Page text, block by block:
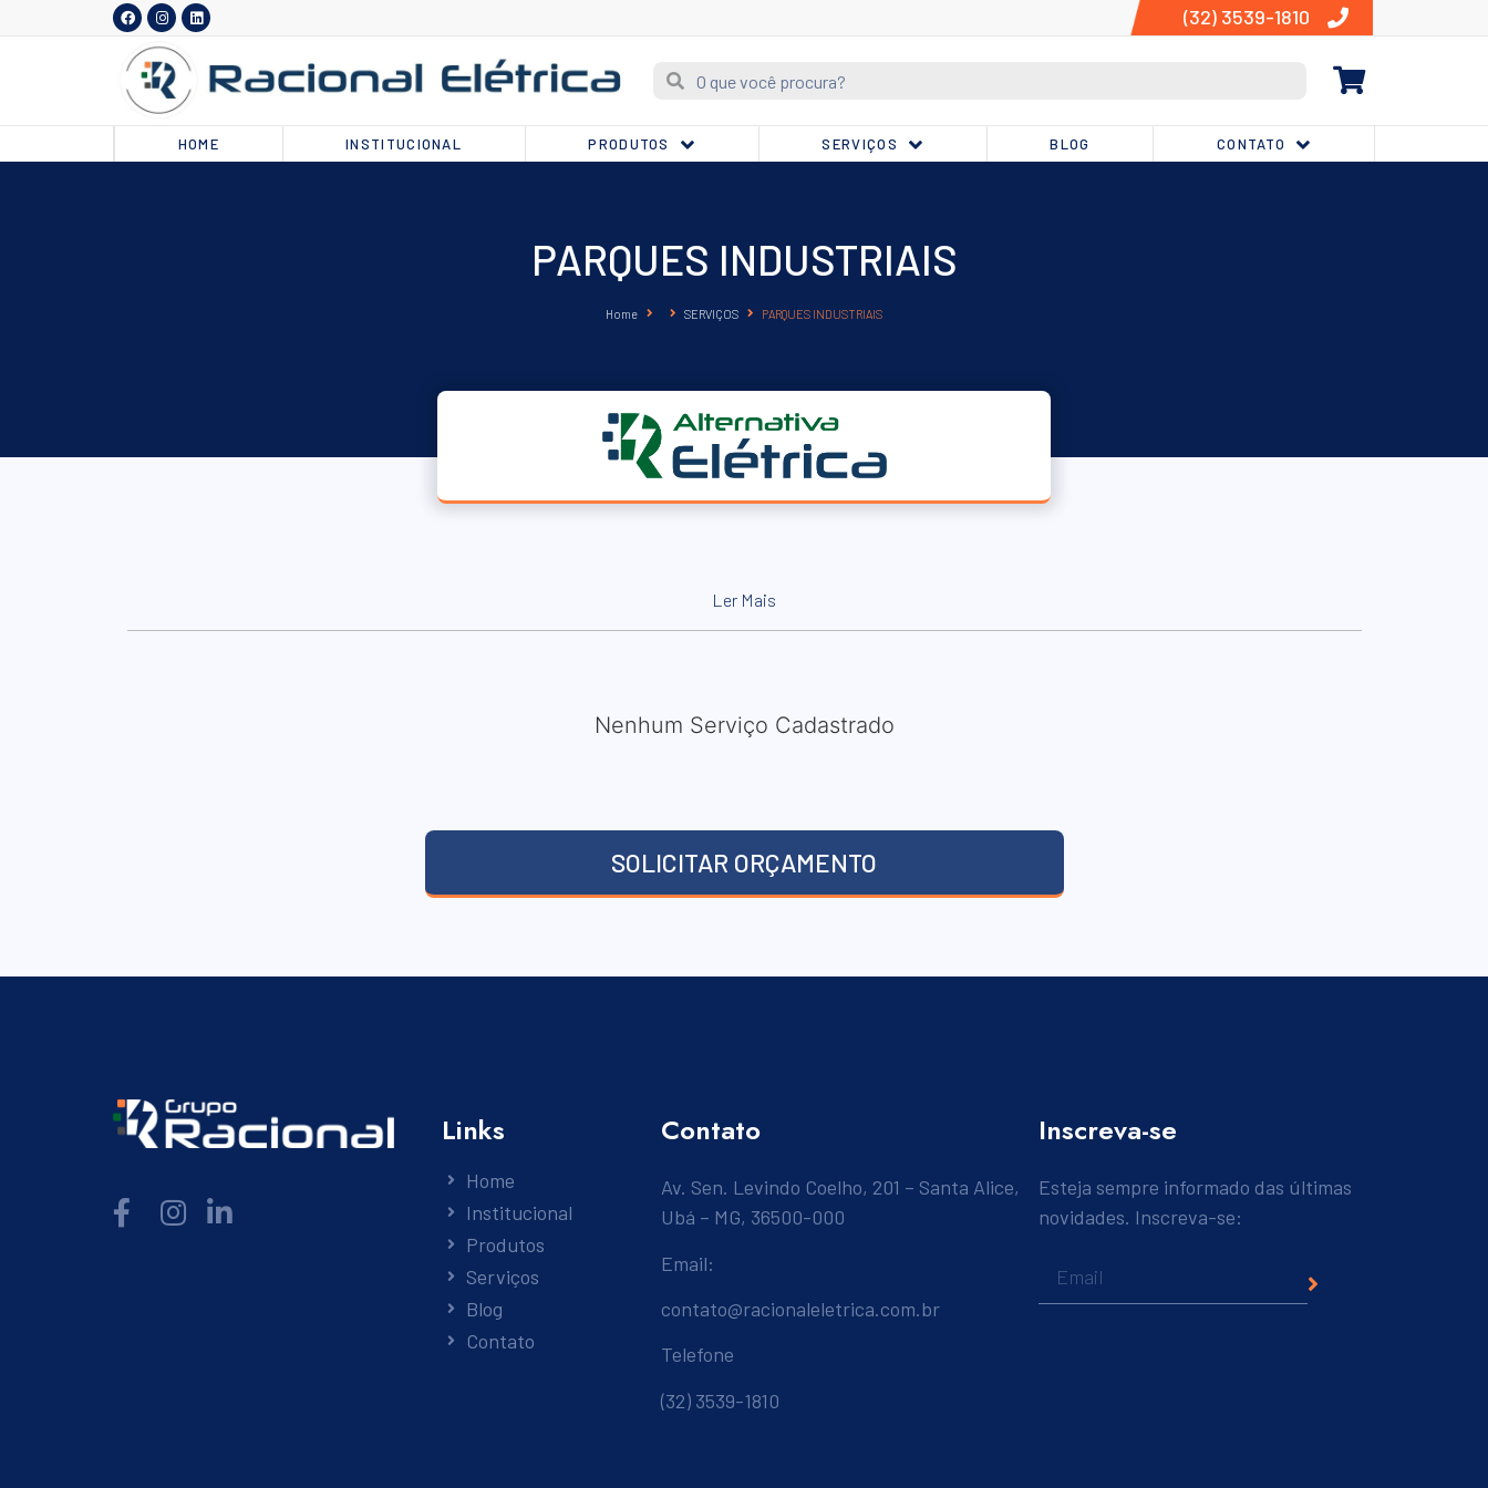
(32) 3539-1810
HOME INSTITUCIONAL PRODUTOS SERVIÇOS BLOG CONTATO
PARQUES INDUSTRIAIS
Home SERVIÇOS PARQUES INDUSTRIAIS
Ler Mais
Nenhum Serviço Cadastrado
SOLICITAR ORÇAMENTO
Links
Home
Institucional
Produtos
Serviços
Blog
Contato
Contato
Av. Sen. Levindo Coelho, 201 – Santa Alice,
Ubá – MG, 36500-000
Email:
contato@racionaleletrica.com.br
Telefone
(32) 3539-1810
Inscreva-se
Esteja sempre informado das últimas
novidades. Inscreva-se: